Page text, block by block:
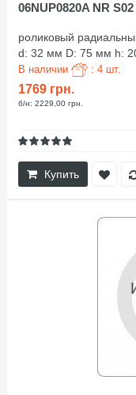
06NUP0820A NR
роликовый
d: 32 мм D: 75 мм h:
В наличии : 4 шт.
1769 грн.
б/н: 2229,00 грн.
Купить